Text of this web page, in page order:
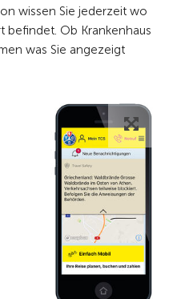
wissen Sie jederzeit wo
befindet. Ob Krankenhaus
was Sie angezeigt